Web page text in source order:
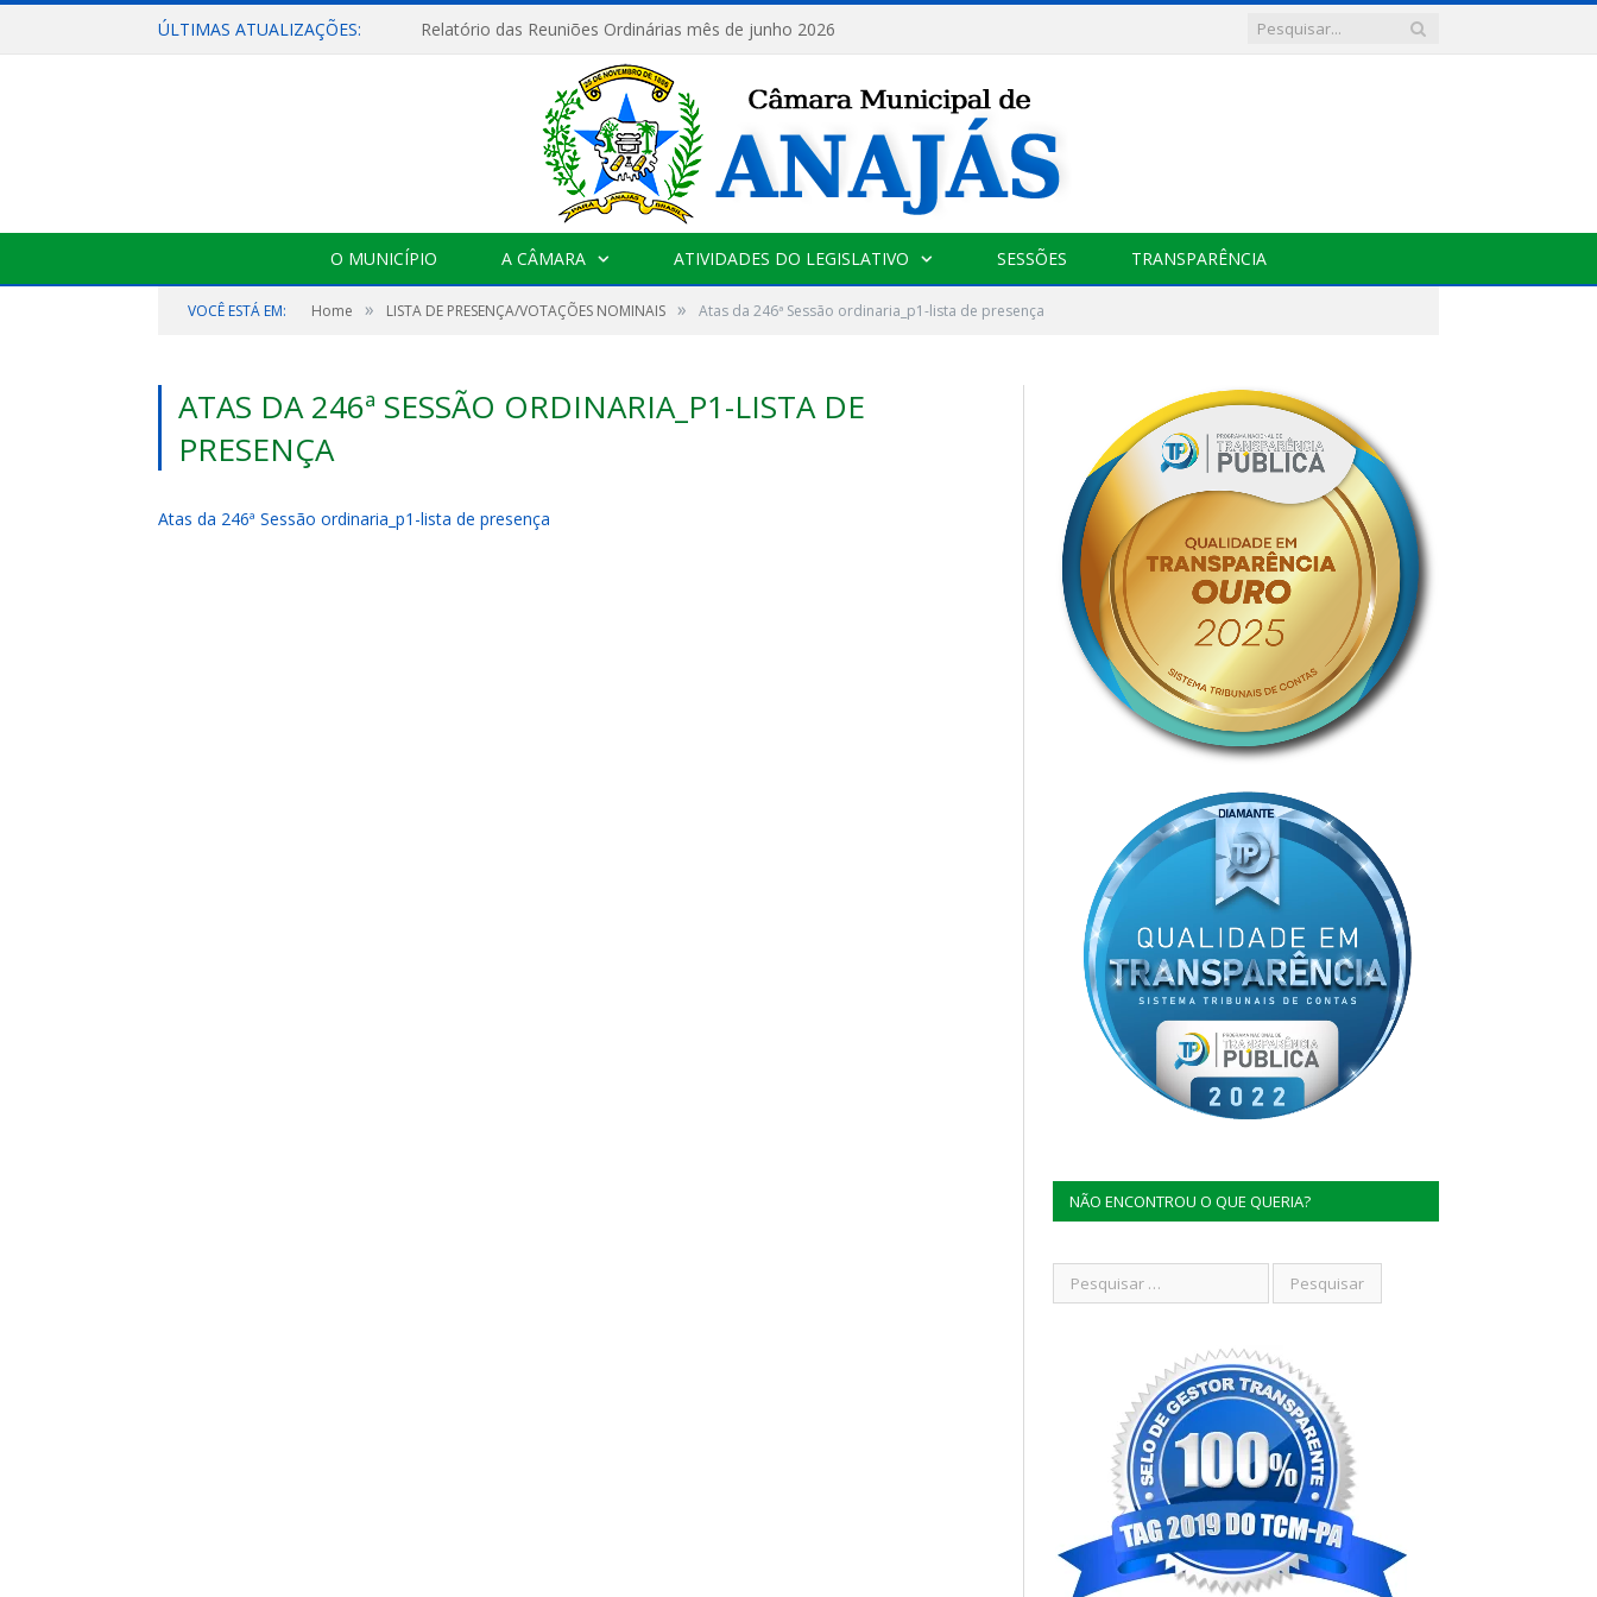
ÚLTIMAS ATUALIZAÇÕES: Relatório das Reuniões Ordinárias mês de junho 2026
O MUNICÍPIO A CÂMARA ATIVIDADES DO LEGISLATIVO SESSÕES TRANSPARÊNCIA
VOCÊ ESTÁ EM: Home » LISTA DE PRESENÇA/VOTAÇÕES NOMINAIS » Atas da 246ª Sessão ordinaria_p1-lista de presença
ATAS DA 246ª SESSÃO ORDINARIA_P1-LISTA DE
PRESENÇA
Atas da 246ª Sessão ordinaria_p1-lista de presença
NÃO ENCONTROU O QUE QUERIA?